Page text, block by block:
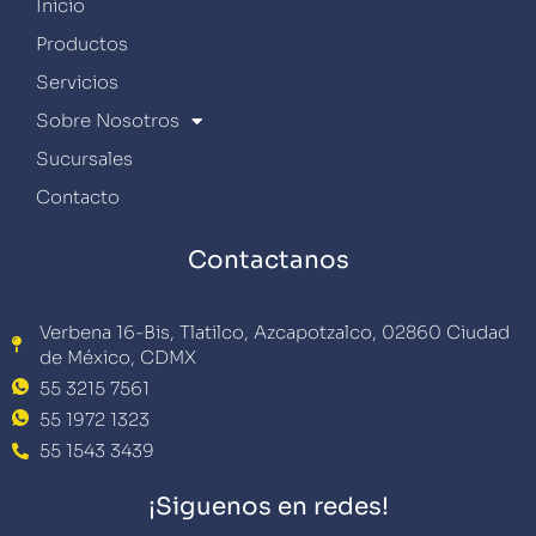
Inicio
Productos
Servicios
Sobre Nosotros
Sucursales
Contacto
Contactanos
Verbena 16-Bis, Tlatilco, Azcapotzalco, 02860 Ciudad
de México, CDMX
55 3215 7561
55 1972 1323
55 1543 3439
¡Siguenos en redes!